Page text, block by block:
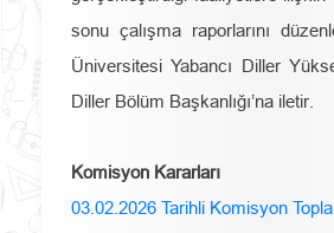
sonu çalışma raporlarını
Üniversitesi Yabancı Diller
Diller Bölüm Başkanlığı’na iletir.
Komisyon Kararları
03.02.2026 Tarihli Komisyon